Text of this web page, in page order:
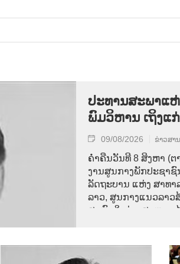
ປະທານສະພາແ
ພົມວິຫານ ເຖິງແ
09/08/2026 ຂ່າວສານ
ຄ່ຳຄືນວັນທີ 8 ສິງຫາ (ຕ
ງານສູນກາງພັກປະຊາ
ລັດຖະບານ ແຫ່ງ ສາທ
ລາວ, ສູນກາງແນວລາວ
ສະຫຼົດໃຈວ່າ: ສະຫາຍ